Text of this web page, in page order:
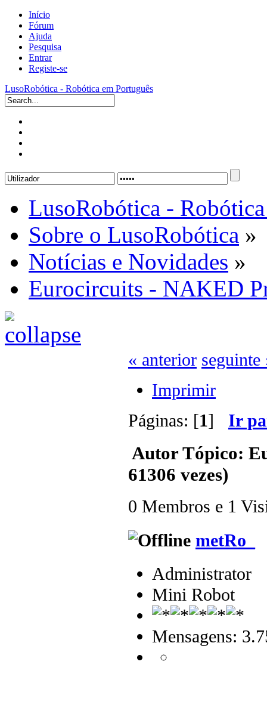
Início
Fórum
Ajuda
Pesquisa
Entrar
Registe-se
LusoRobótica - Robótica em Português
LusoRobótica -
Sobre o LusoRobótica »
Notícias e Novidades »
Eurocircuits - NAKED
« anterior seguinte
Imprimir
Páginas: [1] Ir
AutorTópico:
61306 vezes)
0 Membros e 1
metRo_
Administrator
Mini Robot
Mensagens: